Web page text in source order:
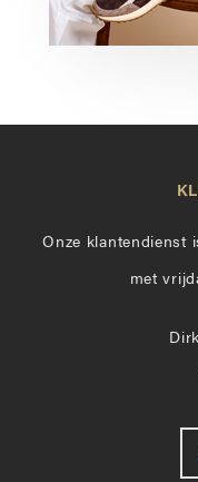
Onze klantendienst
met